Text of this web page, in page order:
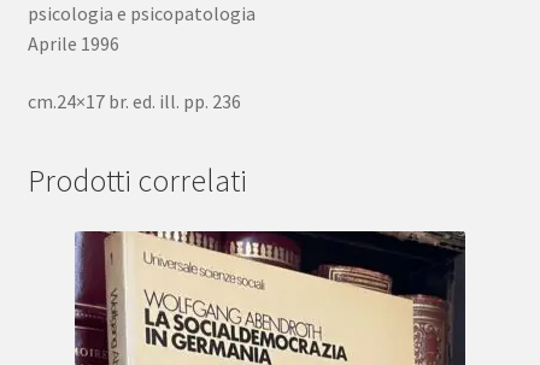
psicologia e psicopatologia
Aprile 1996
cm.24×17 br. ed. ill. pp. 236
Prodotti correlati